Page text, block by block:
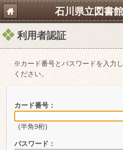
石川県立図書館
利用者認証
※カード番号とパスワードを入力
ください。
カード番号：
(半角9桁)
パスワード：